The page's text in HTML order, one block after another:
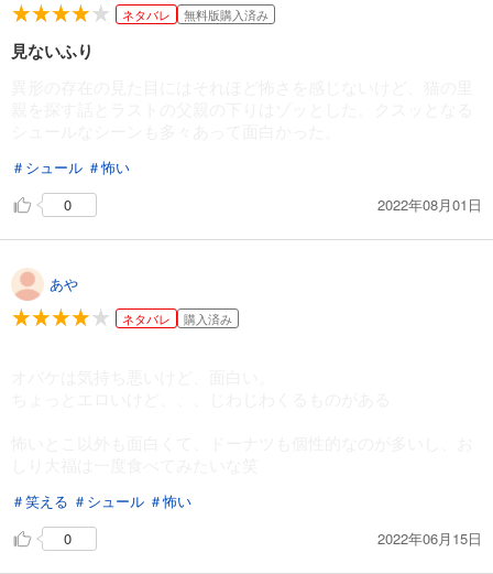
ネタバレ 無料版購入済み
見ないふり
＃シュール ＃怖い
0
2022年08月01日
あや
ネタバレ 購入済み
＃笑える ＃シュール ＃怖い
0
2022年06月15日